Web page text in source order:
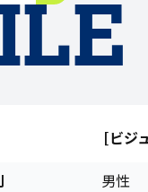
[ビジ
男性